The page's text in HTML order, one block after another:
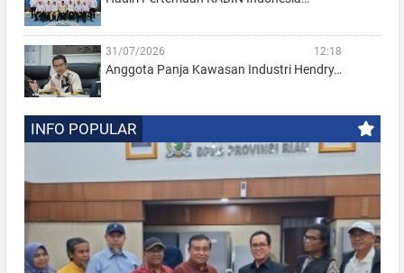
31/07/2026 12:18
Anggota Panja Kawasan Industri Hendry…
INFO POPULAR